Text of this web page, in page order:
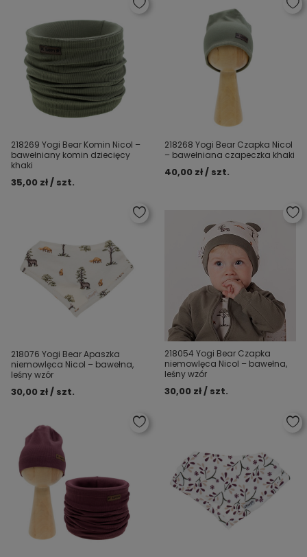
218269 Yogi Bear Komin Nicol –
bawełniany komin dziecięcy
khaki
35,00 zł / szt.
218268 Yogi Bear Czapka Nicol
– bawełniana czapeczka khaki
40,00 zł / szt.
218076 Yogi Bear Apaszka
niemowlęca Nicol – bawełna,
leśny wzór
30,00 zł / szt.
218054 Yogi Bear Czapka
niemowlęca Nicol – bawełna,
leśny wzór
30,00 zł / szt.